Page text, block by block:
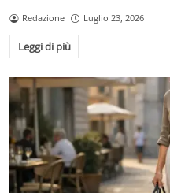
Redazione Luglio 23, 2026
Leggi di più